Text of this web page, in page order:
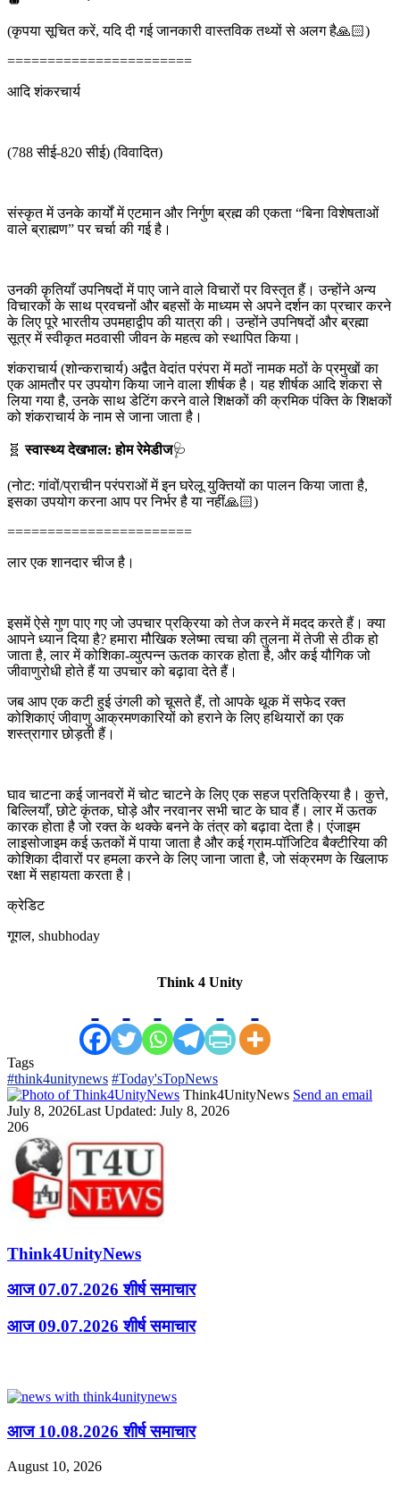
(कृपया सूचित करें, यदि दी गई जानकारी वास्तविक तथ्यों से अलग है🙏🏻)
=======================
आदि शंकरचार्य
(788 सीई-820 सीई) (विवादित)
संस्कृत में उनके कार्यों में एटमान और निर्गुण ब्रह्म की एकता “बिना विशेषताओं
वाले ब्राह्मण” पर चर्चा की गई है।
उनकी कृतियाँ उपनिषदों में पाए जाने वाले विचारों पर विस्तृत हैं। उन्होंने अन्य
विचारकों के साथ प्रवचनों और बहसों के माध्यम से अपने दर्शन का प्रचार करने
के लिए पूरे भारतीय उपमहाद्वीप की यात्रा की। उन्होंने उपनिषदों और ब्रह्मा
सूत्र में स्वीकृत मठवासी जीवन के महत्व को स्थापित किया।
शंकराचार्य (शोन्कराचार्य) अद्वैत वेदांत परंपरा में मठों नामक मठों के प्रमुखों का
एक आमतौर पर उपयोग किया जाने वाला शीर्षक है। यह शीर्षक आदि शंकरा से
लिया गया है, उनके साथ डेटिंग करने वाले शिक्षकों की क्रमिक पंक्ति के शिक्षकों
को शंकराचार्य के नाम से जाना जाता है।
🧬स्वास्थ्य देखभाल: होम रेमेडीज🩺
(नोट: गांवों/प्राचीन परंपराओं में इन घरेलू युक्तियों का पालन किया जाता है,
इसका उपयोग करना आप पर निर्भर है या नहीं🙏🏻)
=======================
लार एक शानदार चीज है।
इसमें ऐसे गुण पाए गए जो उपचार प्रक्रिया को तेज करने में मदद करते हैं। क्या
आपने ध्यान दिया है? हमारा मौखिक श्लेष्मा त्वचा की तुलना में तेजी से ठीक हो
जाता है, लार में कोशिका-व्युत्पन्न ऊतक कारक होता है, और कई यौगिक जो
जीवाणुरोधी होते हैं या उपचार को बढ़ावा देते हैं।
जब आप एक कटी हुई उंगली को चूसते हैं, तो आपके थूक में सफेद रक्त
कोशिकाएं जीवाणु आक्रमणकारियों को हराने के लिए हथियारों का एक
शस्त्रागार छोड़ती हैं।
घाव चाटना कई जानवरों में चोट चाटने के लिए एक सहज प्रतिक्रिया है। कुत्ते,
बिल्लियाँ, छोटे कृंतक, घोड़े और नरवानर सभी चाट के घाव हैं। लार में ऊतक
कारक होता है जो रक्त के थक्के बनने के तंत्र को बढ़ावा देता है। एंजाइम
लाइसोजाइम कई ऊतकों में पाया जाता है और कई ग्राम-पॉजिटिव बैक्टीरिया की
कोशिका दीवारों पर हमला करने के लिए जाना जाता है, जो संक्रमण के खिलाफ
रक्षा में सहायता करता है।
क्रेडिट
गूगल, shubhoday
Think 4 Unity
Tags
#think4unitynews #Today'sTopNews
Think4UnityNews Send an email
July 8, 2026Last Updated: July 8, 2026
206
Think4UnityNews
आज 07.07.2026 शीर्ष समाचार
आज 09.07.2026 शीर्ष समाचार
आज 10.08.2026 शीर्ष समाचार
August 10, 2026